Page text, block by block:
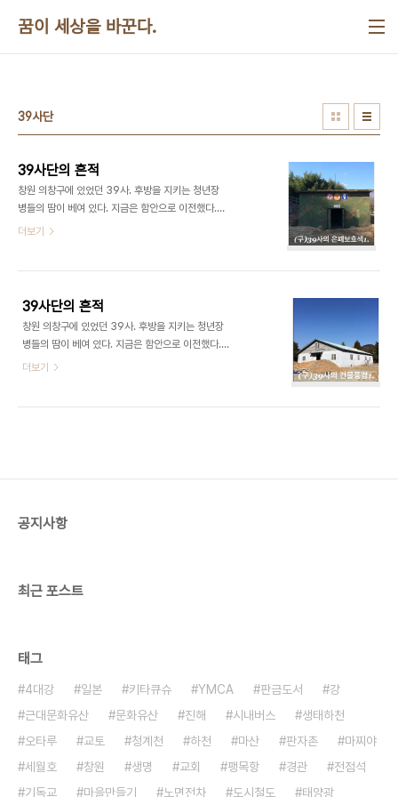
꿈이 세상을 바꾼다.
39사단
39사단의 흔적
창원 의창구에 있었던 39사. 후방을 지키는 청년장
병들의 땀이 베여 있다. 지금은 함안으로 이전했다.
철거중인 현장에서 39사의 역사와 흔적을 남겨야할
더보기
39사단의 흔적
창원 의창구에 있었던 39사. 후방을 지키는 청년장
병들의 땀이 베여 있다. 지금은 함안으로 이전했다.
철거중인 현장에서 39사의 역사와 흔적을 남겨야할
더보기
공지사항
최근 포스트
태그
4대강 일본 키타큐슈 YMCA 판금도서
강
근대문화유산
문화유산 진해 시내버스
생태하천
오타루
교토 청계천 하천 마산 판자촌
마찌야
세월호
창원 생명 교회 팽목항 경관
전점석
기독교
마을만들기 노면전차 도시철도 태양광